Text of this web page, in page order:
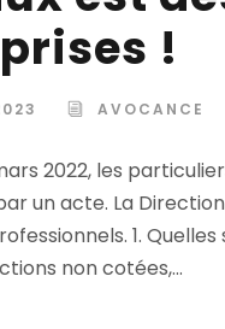
!
AVOCANCE
2022, les
un acte. La
1.
non cotées,...